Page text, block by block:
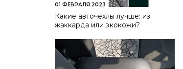
01 ФЕВРАЛЯ 2023
Какие авточехлы лучше: из
жаккарда или экокожи?